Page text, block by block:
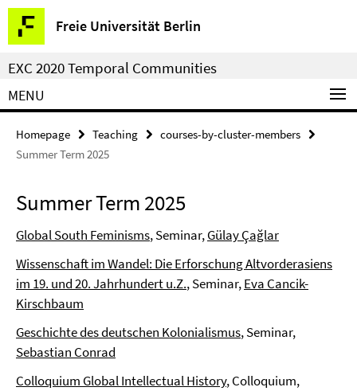
Springe
direkt
zu
Inhalt
Freie Universität Berlin
Service
Navigation
EXC 2020 Temporal Communities
MENU
Homepage Teaching
courses-by-cluster-members
Summer Term 2025
Summer Term 2025
Global South Feminisms, Seminar,Gülay Çağlar
Wissenschaft im Wandel: Die Erforschung Altvorderasiens
im 19. und 20. Jahrhundert u.Z., Seminar,Eva Cancik-
Kirschbaum
Geschichte des deutschen Kolonialismus, Seminar,
Sebastian Conrad
Colloquium Global Intellectual History, Colloquium,